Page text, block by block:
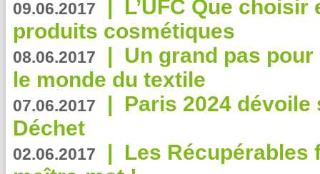
09.06.2017
L’UFC Que
produits cosmétiques
08.06.2017 | Un grand pas
le monde du textile
07.06.2017 | Paris 2024
Déchet
02.06.2017 | Les Récupérables